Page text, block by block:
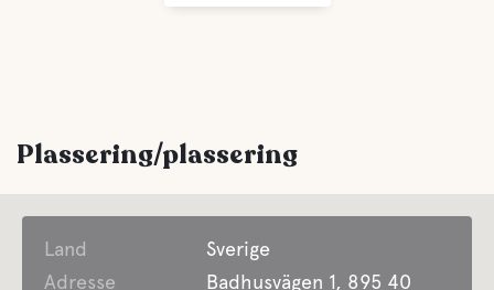
Åpent hele året
Plassering/plassering
Land
Sverige
Adresse
Badhusvägen 1, 895 40